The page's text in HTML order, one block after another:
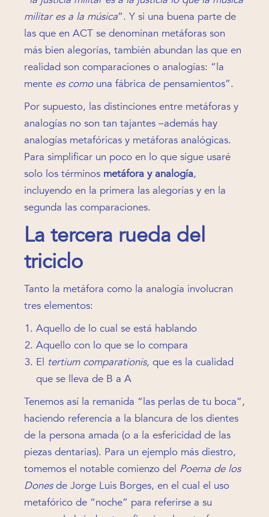
militar es a la música”. Y si una buena parte de
las que en ACT se denominan metáforas son
más bien alegorías, también abundan las que en
realidad son comparaciones o analogías: “la
mente es comouna fábrica de pensamientos”.
Por supuesto, las distinciones entre metáforas y
analogías no son tan tajantes –además hay
analogías metafóricas y metáforas analógicas.
Para simplificar un poco en lo que sigue usaré
solo los términos metáfora y analogía,
incluyendo en la primera las alegorías y en la
segunda las comparaciones.
La tercera rueda del
triciclo
Tanto la metáfora como la analogía involucran
tres elementos:
Aquello de lo cual se está hablando
Aquello con lo que se lo compara
El tertium comparationis, que es la cualidad
que se lleva de B a A
Tenemos así la remanida “las perlas de tu boca”,
haciendo referencia a la blancura de los dientes
de la persona amada (o a la esfericidad de las
piezas dentarias). Para un ejemplo más diestro,
tomemos el notable comienzo del Poema de los
Donesde Jorge Luis Borges, en el cual el uso
metafórico de “noche” para referirse a su